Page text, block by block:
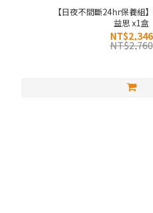
【日夜不間斷24hr保養組
益思 x1盒
NT$2,346
NT$2,760